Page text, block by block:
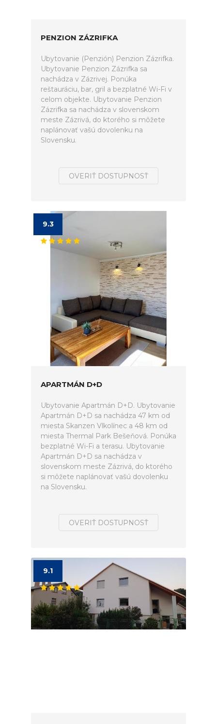
PENZION ZÁZRIFKA
Ubytovanie (Penzión) Penzion Zázrifka.
Ubytovanie Penzion Zázrifka sa
nachádza v Zázrivej. Ponúka
reštauráciu, bar, gril a bezplatné Wi-Fi v
celom objekte. Ubytovanie Penzion
Zázrifka sa nachádza v slovenskom
meste Zázrivá, do ktorého si môžete
naplánovať vašú dovolenku na
Slovensku.
OVERIŤ DOSTUPNOSŤ
9.3
APARTMÁN D+D
Ubytovanie Apartmán D+D. Ubytovanie
Apartmán D+D sa nachádza 47 km od
miesta Skanzen Vlkolínec a 48 km od
miesta Thermal Park Bešeňová. Ponúka
bezplatné Wi-Fi a terasu. Ubytovanie
Apartmán D+D sa nachádza v
slovenskom meste Zázrivá, do ktorého
si môžete naplánovať vašú dovolenku
na Slovensku.
OVERIŤ DOSTUPNOSŤ
9.1